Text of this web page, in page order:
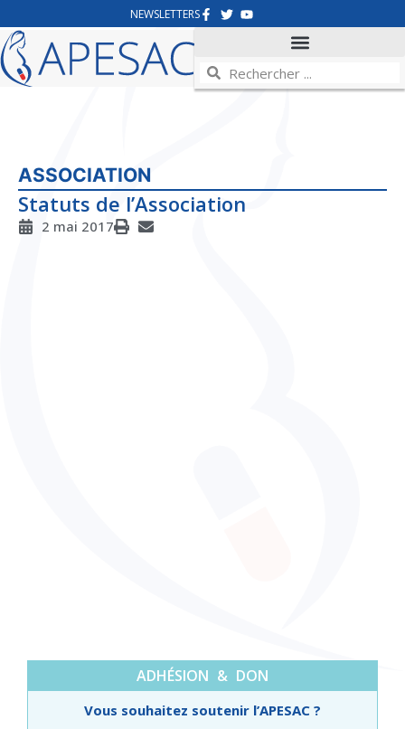
NEWSLETTERS
ASSOCIATION
Statuts de l’Association
2 mai 2017
ADHÉSION & DON
Vous souhaitez soutenir l’APESAC ?